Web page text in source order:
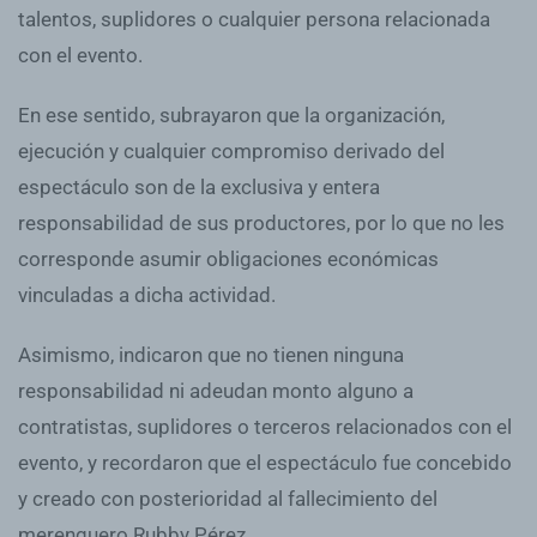
talentos, suplidores o cualquier persona relacionada
con el evento.
En ese sentido, subrayaron que la organización,
ejecución y cualquier compromiso derivado del
espectáculo son de la exclusiva y entera
responsabilidad de sus productores, por lo que no les
corresponde asumir obligaciones económicas
vinculadas a dicha actividad.
Asimismo, indicaron que no tienen ninguna
responsabilidad ni adeudan monto alguno a
contratistas, suplidores o terceros relacionados con el
evento, y recordaron que el espectáculo fue concebido
y creado con posterioridad al fallecimiento del